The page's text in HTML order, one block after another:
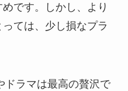
です。しかし、より
ては、少し損なプラ
ドラマは最高の贅沢で